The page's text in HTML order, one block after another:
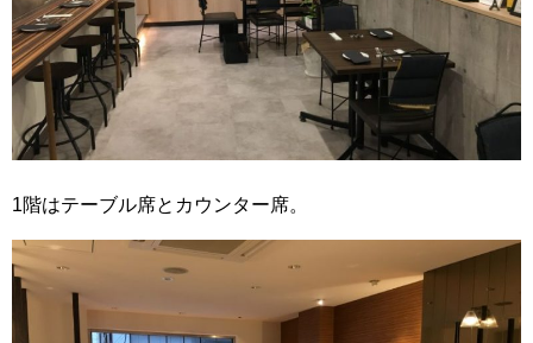
1階はテーブル席とカウンター席。